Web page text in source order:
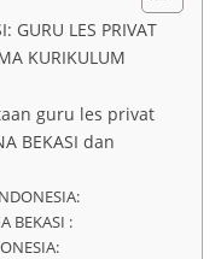
GURU LES PRIVAT
KURIKULUM
guru les privat
BEKASI dan
BEKASI :